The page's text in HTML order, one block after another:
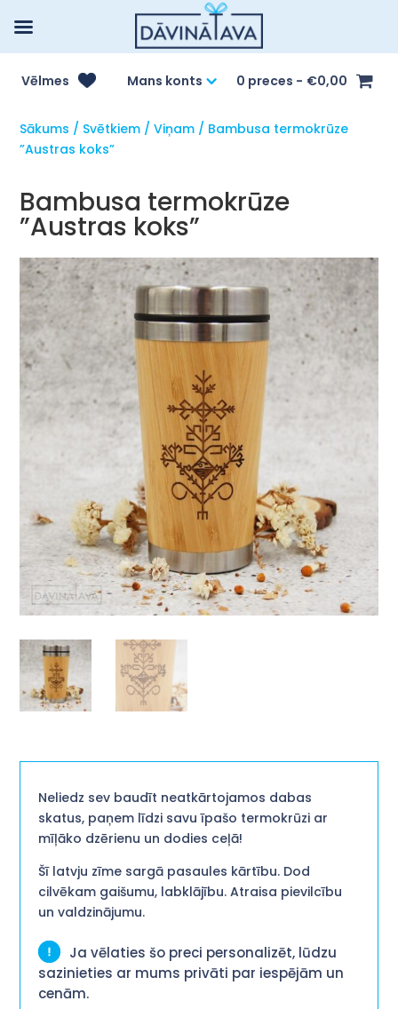
Vēlmes Mans konts 0 preces €0,00
Sākums / Svētkiem /Viņam / Bambusa termokrūze
”Austras koks”
Bambusa termokrūze
”Austras koks”
Neliedz sev baudīt neatkārtojamos dabas
skatus, paņem līdzi savu īpašo termokrūzi ar
mīļāko dzērienu un dodies ceļā!
Šī latvju zīme sargā pasaules kārtību. Dod
cilvēkam gaišumu, labklājību. Atraisa pievilcību
un valdzinājumu.
Ja vēlaties šo preci personalizēt, lūdzu
sazinieties ar mums privāti par iespējām un
cenām.